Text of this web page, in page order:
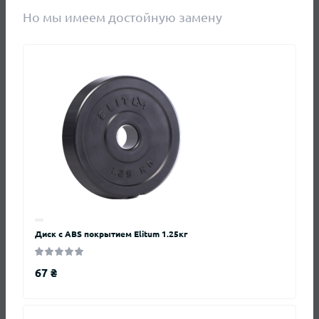
Отзывы
Нет отзывов о данном товаре.
+ Добавить отзыв
Нет отзывов о данном товаре, станьте
Но мы имеем достойную замену
Диск с ABS покрытием Elitum 1.25кг
67 ₴